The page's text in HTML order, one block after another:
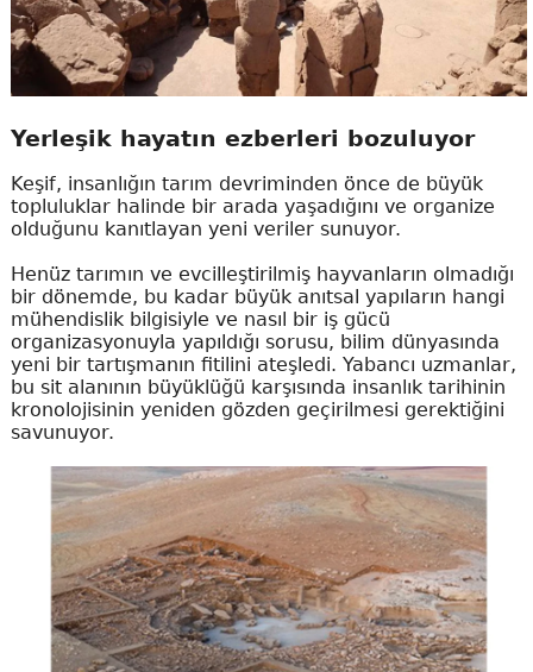
Yerleşik hayatın ezberleri bozuluyor
Keşif, insanlığın tarım devriminden önce de büyük
topluluklar halinde bir arada yaşadığını ve organize
olduğunu kanıtlayan yeni veriler sunuyor.
Henüz tarımın ve evcilleştirilmiş hayvanların olmadığı
bir dönemde, bu kadar büyük anıtsal yapıların hangi
mühendislik bilgisiyle ve nasıl bir iş gücü
organizasyonuyla yapıldığı sorusu, bilim dünyasında
yeni bir tartışmanın fitilini ateşledi. Yabancı uzmanlar,
bu sit alanının büyüklüğü karşısında insanlık tarihinin
kronolojisinin yeniden gözden geçirilmesi gerektiğini
savunuyor.